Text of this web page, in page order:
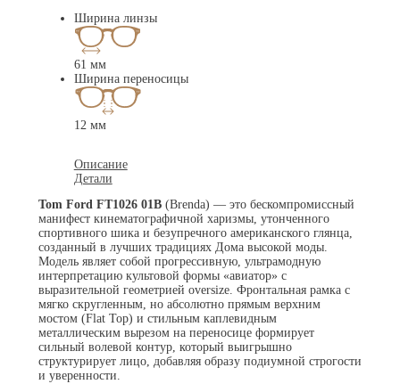
Ширина линзы
61 мм
Ширина переносицы
12 мм
Описание
Детали
Tom Ford FT1026 01B(Brenda) — это бескомпромиссный
манифест кинематографичной харизмы, утонченного
спортивного шика и безупречного американского глянца,
созданный в лучших традициях Дома высокой моды.
Модель являет собой прогрессивную, ультрамодную
интерпретацию культовой формы «авиатор» с
выразительной геометрией oversize. Фронтальная рамка с
мягко скругленным, но абсолютно прямым верхним
мостом (Flat Top) и стильным каплевидным
металлическим вырезом на переносице формирует
сильный волевой контур, который выигрышно
структурирует лицо, добавляя образу подиумной строгости
и уверенности.